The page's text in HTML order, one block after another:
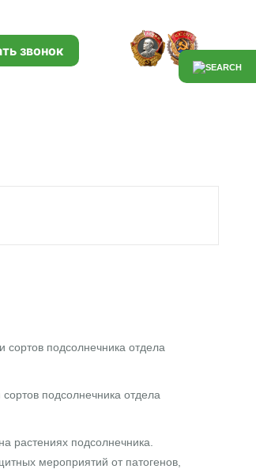
звонок
сортов подсолнечника отдела
подсолнечника отдела
растениях подсолнечника.
мероприятий от патогенов,